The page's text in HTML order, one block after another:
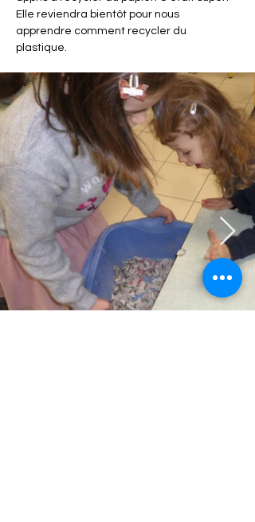
Elle reviendra bientôt pour nous
apprendre comment recycler du
plastique.